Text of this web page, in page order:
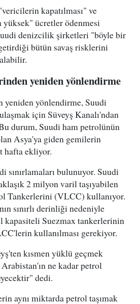
kapatılması" ve
yüksek" ücretler ödenmesi
denizcilik şirketleri "böyle bir
bütün savaş risklerini
yeniden yönlendirme
yeniden yönlendirme, Suudi
için Süveyş Kanalı'ndan
durum, Suudi ham petrolünün
Asya'ya giden gemilerin
hafta ekliyor.
sınırlamaları bulunuyor. Suudi
2 milyon varil taşıyabilen
Tankerlerini (VLCC) kullanıyor.
sınırlı derinliği nedeniyle
kapasiteli Suezmax tankerlerinin
kullanılması gerekiyor.
kısmen yüklü geçmek
ne kadar petrol
dedi.
aynı miktarda petrol taşımak